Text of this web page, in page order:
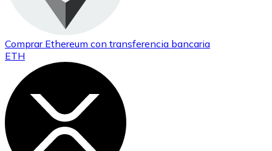
Comprar Ethereum con transferencia bancaria
ETH